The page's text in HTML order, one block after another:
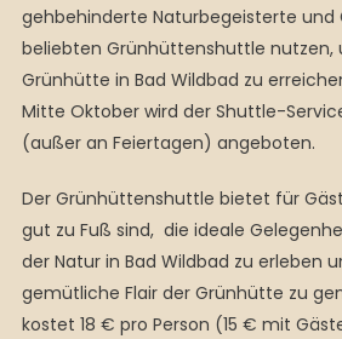
gehbehinderte Naturbegeisterte und
beliebten Grünhüttenshuttle nutzen,
Grünhütte in Bad Wildbad zu
Mitte Oktober wird der Shuttle-
(außer an Feiertagen) angeboten.
Der Grünhüttenshuttle bietet für
gut zu Fuß sind, die ideale
der Natur in Bad Wildbad zu erleben
gemütliche Flair der Grünhütte zu
kostet 18 € pro Person (15 € mit